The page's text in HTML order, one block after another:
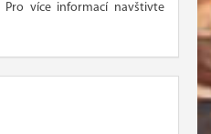
Pro více informací navštivte